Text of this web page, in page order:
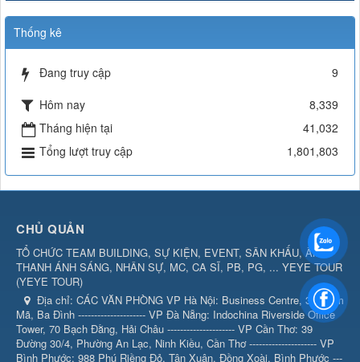
Thống kê
Đang truy cập
9
Hôm nay
8,339
Tháng hiện tại
41,032
Tổng lượt truy cập
1,801,803
CHỦ QUẢN
TỔ CHỨC TEAM BUILDING, SỰ KIỆN, EVENT, SÂN KHẤU, ÂM
THANH ÁNH SÁNG, NHÂN SỰ, MC, CA SĨ, PB, PG, ... YEYE TOUR
(YEYE TOUR)
Địa chỉ: CÁC VĂN PHÒNG VP Hà Nội: Business Centre, 360 Kim
Mã, Ba Đình --------------------- VP Đà Nẵng: Indochina Riverside Office
Tower, 70 Bạch Đằng, Hải Châu --------------------- VP Cần Thơ: 39
Đường 30/4, Phường An Lạc, Ninh Kiều, Cần Thơ --------------------- VP
Bình Phước: 988 Phú Riềng Đỏ, Tân Xuân, Đồng Xoài, Bình Phước ---